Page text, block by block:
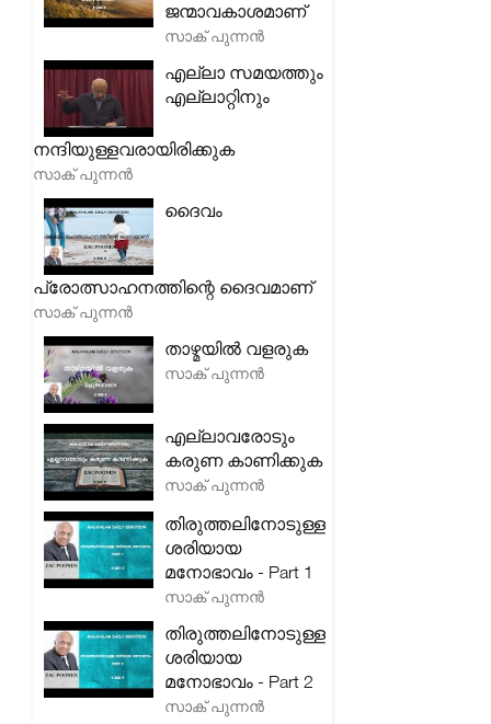
ജന്മാവകാശമാണ്
സാക് പുന്നൻ
എല്ലാ സമയത്തും
എല്ലാറ്റിനും
നന്ദിയുള്ളവരായിരിക്കുക
സാക് പുന്നൻ
ദൈവം
പ്രോത്സാഹനത്തിന്റെ ദൈവമാണ്
സാക് പുന്നൻ
താഴ്മയിൽ വളരുക
സാക് പുന്നൻ
എല്ലാവരോടും
കരുണ കാണിക്കുക
സാക് പുന്നൻ
തിരുത്തലിനോടുള്ള
ശരിയായ
മനോഭാവം - Part 1
സാക് പുന്നൻ
തിരുത്തലിനോടുള്ള
ശരിയായ
മനോഭാവം - Part 2
സാക് പുന്നൻ